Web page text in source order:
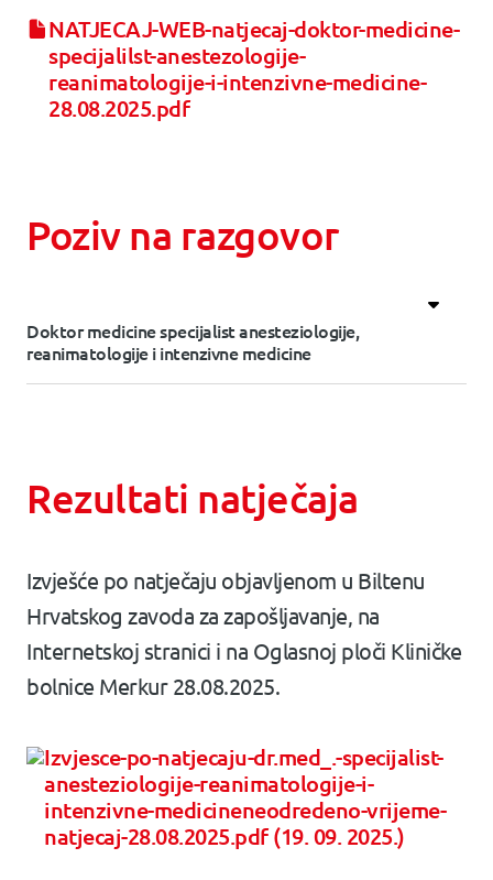
NATJECAJ-WEB-natjecaj-doktor-medicine-
specijalilst-anestezologije-
reanimatologije-i-intenzivne-medicine-
28.08.2025.pdf
Poziv na razgovor
Doktor medicine specijalist anesteziologije,
reanimatologije i intenzivne medicine
Rezultati natječaja
Izvješće po natječaju objavljenom u Biltenu
Hrvatskog zavoda za zapošljavanje, na
Internetskoj stranici i na Oglasnoj ploči Kliničke
bolnice Merkur 28.08.2025.
Izvjesce-po-natjecaju-dr.med_.-specijalist-
anesteziologije-reanimatologije-i-
intenzivne-medicineneodredeno-vrijeme-
natjecaj-28.08.2025.pdf (19. 09. 2025.)